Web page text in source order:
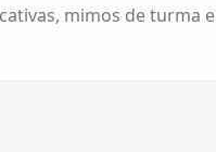
mimos de turma e